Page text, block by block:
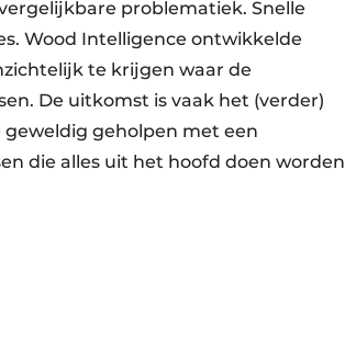
problematiek. Snelle
Wood Intelligence ontwikkelde
te krijgen waar de
De uitkomst is vaak het (verder)
geweldig geholpen met een
die alles uit het hoofd doen worden